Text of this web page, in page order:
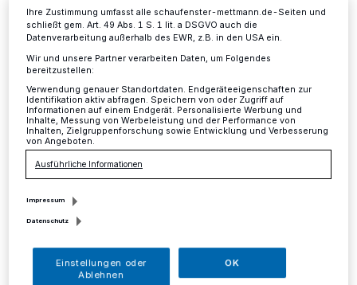
Mettmann·Begeistert und mit stehenden Ovationen
applaudierten die Besucher des Benefizkonzertes
zugunsten des Friendship Homes, eines
Straßenkinderprojekt in Manila, das die Kolpingfamilie
Mettmann) unterstützt.
15.04.2017 , 15:01 Uhr
Ihre Zustimmung umfasst alle schaufenster-mettmann.de-Seiten und
schließt gem. Art. 49 Abs. 1 S. 1 lit. a DSGVO auch die
Datenverarbeitung außerhalb des EWR, z.B. in den USA ein.
Wir und unsere Partner verarbeiten Daten, um Folgendes
bereitzustellen:
Verwendung genauer Standortdaten. Endgeräteeigenschaften zur
Identifikation aktiv abfragen. Speichern von oder Zugriff auf
Informationen auf einem Endgerät. Personalisierte Werbung und
Inhalte, Messung von Werbeleistung und der Performance von
Inhalten, Zielgruppenforschung sowie Entwicklung und Verbesserung
von Angeboten.
Ausführliche Informationen
Impressum
Datenschutz
Einstellungen oder
Ablehnen
OK